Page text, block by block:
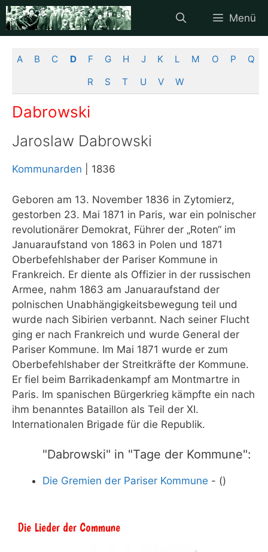
Zum
Inhalt
springen
Menü
A B C D F G H J K L M O P
Q
R
S T U V W
Dabrowski
Jaroslaw Dabrowski
Kommunarden | 1836
Geboren am 13. November 1836 in Zytomierz,
gestorben 23. Mai 1871 in Paris, war ein polnischer
revolutionärer Demokrat, Führer der „Roten“ im
Januaraufstand von 1863 in Polen und 1871
Oberbefehlshaber der Pariser Kommune in
Frankreich. Er diente als Offizier in der russischen
Armee, nahm 1863 am Januaraufstand der
polnischen Unabhängigkeitsbewegung teil und
wurde nach Sibirien verbannt. Nach seiner Flucht
ging er nach Frankreich und wurde General der
Pariser Kommune. Im Mai 1871 wurde er zum
Oberbefehlshaber der Streitkräfte der Kommune.
Er fiel beim Barrikadenkampf am Montmartre in
Paris. Im spanischen Bürgerkrieg kämpfte ein nach
ihm benanntes Bataillon als Teil der XI.
Internationalen Brigade für die Republik.
"Dabrowski" in "Tage der Kommune":
Die Gremien der Pariser Kommune - ()
Die Lieder der Commune